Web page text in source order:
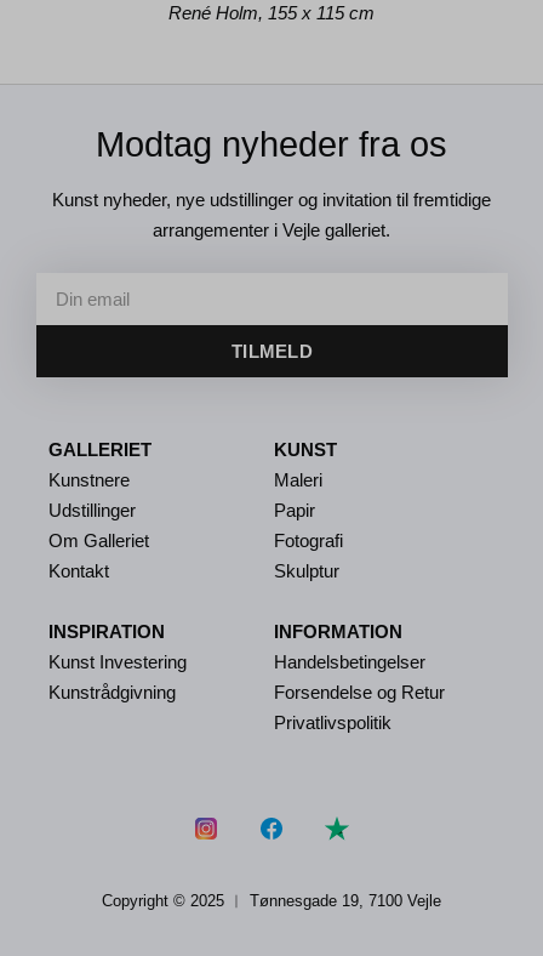
René Holm, 155 x 115 cm
Modtag nyheder fra os
Kunst nyheder, nye udstillinger og invitation til fremtidige
arrangementer i Vejle galleriet.
TILMELD
GALLERIET
Kunstnere
Udstillinger
Om Galleriet
Kontakt
INSPIRATION
Kunst Investering
Kunstrådgivning
KUNST
Maleri
Papir
Fotografi
Skulptur
INFORMATION
Handelsbetingelser
Forsendelse og Retur
Privatlivspolitik
Copyright © 2025 ︱ Tønnesgade 19, 7100 Vejle